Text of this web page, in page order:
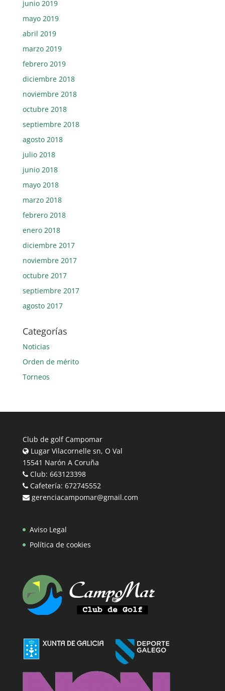
junio 2019
mayo 2019
abril 2019
marzo 2019
febrero 2019
diciembre 2018
noviembre 2018
octubre 2018
septiembre 2018
agosto 2018
julio 2018
junio 2018
mayo 2018
marzo 2018
febrero 2018
enero 2018
diciembre 2017
noviembre 2017
octubre 2017
septiembre 2017
agosto 2017
Categorías
Noticias
Orden de mérito
Torneos
Club de golf Campomar
Lugar Vilacornelle sn, O Val
15541 Narón A Coruña
Club: 663123398
Cafetería: 672745552
gerenciacampomar@gmail.com
Aviso Legal
Política de cookies